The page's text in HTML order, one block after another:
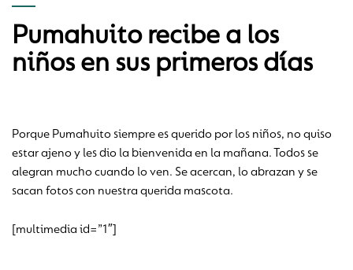
Pumahuito recibe a los
niños en sus primeros días
Porque Pumahuito siempre es querido por los niños, no quiso
estar ajeno y les dio la bienvenida en la mañana. Todos se
alegran mucho cuando lo ven. Se acercan, lo abrazan y se
sacan fotos con nuestra querida mascota.
[multimedia id=”1″]